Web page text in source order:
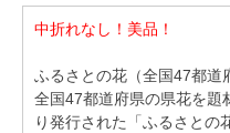
中折れなし！美品！
ふるさとの花（全国47都道
全国47都道府県の県花を題
り発行された「ふるさとの